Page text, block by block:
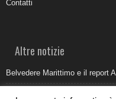
Contatti
Altre notizie
Belvedere Marittimo e il report